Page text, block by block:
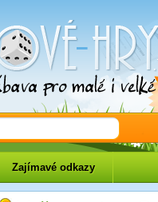
Zajímavé odkazy